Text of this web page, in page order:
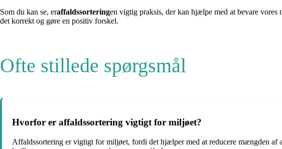
Som du kan se, eraffaldssorteringen vigtig praksis, der kan hjælpe med at bevare
det korrekt og gøre en positiv forskel.
Ofte stillede spørgsmål
Hvorfor er affaldssortering vigtigt for miljøet?
Affaldssortering er vigtigt for miljøet, fordi det hjælper med at reducere mængden af